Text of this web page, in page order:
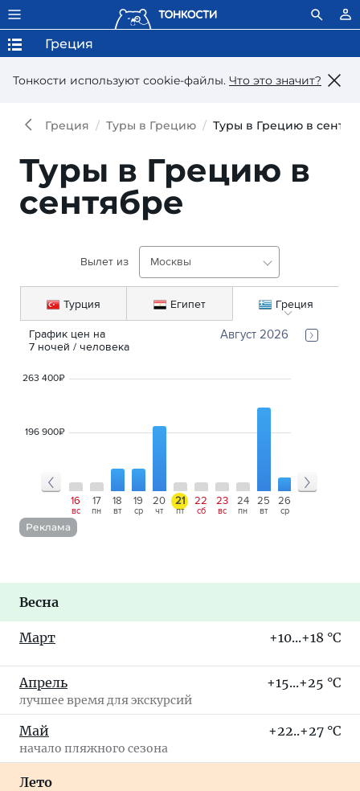
Тонкости используют сookie-файлы. Что это значит?
Греция
Греция Туры в Грецию Туры в Грецию в
Туры в Грецию в
сентябре
Вылет из Москвы
Турция Египет Греция
График цен на
7 ночей / человека
Август 2026
263 400₽
196 900₽
16
вс
17
пн
18
вт
19
ср
20
чт
21
пт
22
сб
23
вс
24
пн
25
вт
26
ср
Реклама
Весна
Март +10...+18 °C
Апрель
лучшее время для экскурсий
+15...+25 °C
Май
начало пляжного сезона
+22..+27 °C
Лето